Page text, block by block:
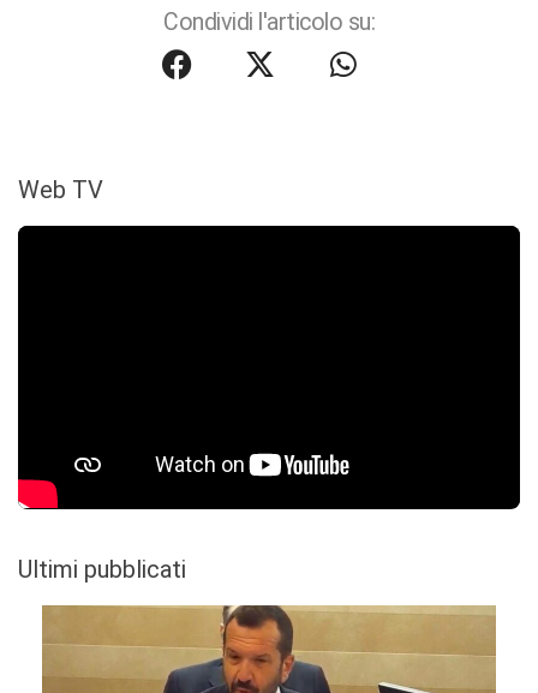
Condividi l'articolo su:
Web TV
Ultimi pubblicati